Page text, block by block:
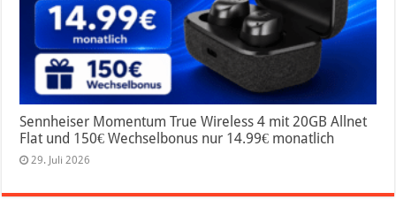
Sennheiser Momentum True Wireless 4 mit 20GB Allnet
Flat und 150€ Wechselbonus nur 14.99€ monatlich
29. Juli 2026